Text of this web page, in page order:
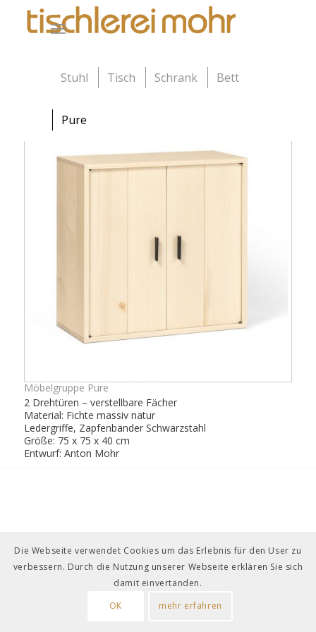
Stuhl Tisch Schrank Bett
Pure
Möbelgruppe Pure
2 Drehtüren – verstellbare Fächer
Material: Fichte massiv natur
Ledergriffe, Zapfenbänder Schwarzstahl
Größe: 75 x 75 x 40 cm
Entwurf: Anton Mohr
Die Webseite verwendet Cookies um das Erlebnis für den User zu
verbessern. Durch die Nutzung unserer Webseite erklären Sie sich
damit einvertanden.
OK
mehr erfahren